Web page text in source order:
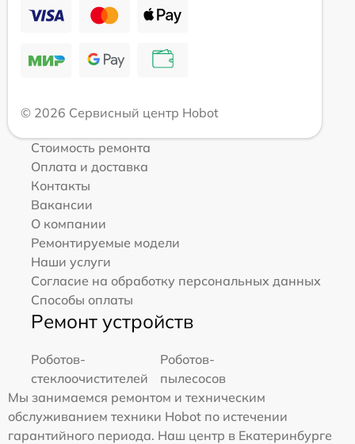
© 2026 Сервисный центр Hobot
Стоимость ремонта
Оплата и доставка
Контакты
Вакансии
О компании
Ремонтируемые модели
Наши услуги
Согласие на обработку персональных данных
Способы оплаты
Ремонт устройств
Роботов-
стеклоочистителей
Роботов-
пылесосов
Мы занимаемся ремонтом и техническим
обслуживанием техники Hobot по истечении
гарантийного периода. Наш центр в Екатеринбурге